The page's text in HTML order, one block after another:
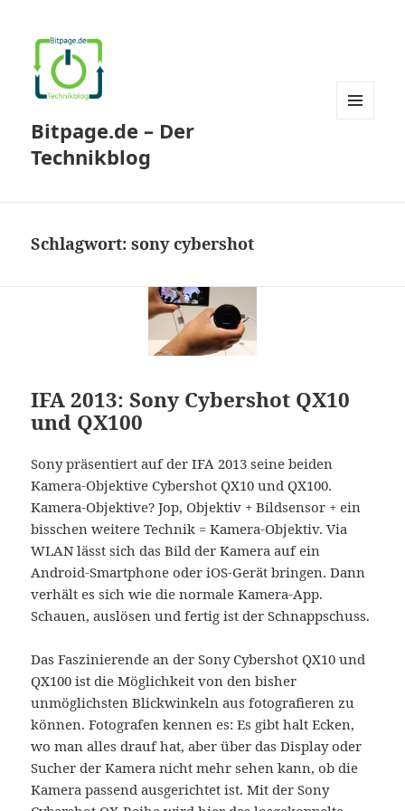
Bitpage.de – Der
Technikblog
Schlagwort:sony cybershot
IFA 2013: Sony Cybershot QX10
und QX100
Sony präsentiert auf der IFA 2013 seine beiden
Kamera-Objektive Cybershot QX10 und QX100.
Kamera-Objektive? Jop, Objektiv + Bildsensor + ein
bisschen weitere Technik = Kamera-Objektiv. Via
WLAN lässt sich das Bild der Kamera auf ein
Android-Smartphone oder iOS-Gerät bringen. Dann
verhält es sich wie die normale Kamera-App.
Schauen, auslösen und fertig ist der Schnappschuss.
Das Faszinierende an der Sony Cybershot QX10 und
QX100 ist die Möglichkeit von den bisher
unmöglichsten Blickwinkeln aus fotografieren zu
können. Fotografen kennen es: Es gibt halt Ecken,
wo man alles drauf hat, aber über das Display oder
Sucher der Kamera nicht mehr sehen kann, ob die
Kamera passend ausgerichtet ist. Mit der Sony